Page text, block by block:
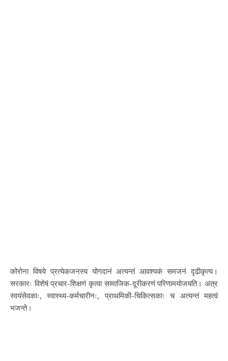
कोरोना विषये प्रत्येकजनस्य योगदानं अत्यन्तं आवश्यकं समजनं दृढीकृत्य।
सरकारः विशेषं प्रचार-शिक्षणं कृत्वा सामाजिक-दूरीकरणं परिणामयोजयति। अत्र
स्वयंसेवकाः, स्वास्थ्य-कर्मचारीनः, प्राथमिकी-चिकित्सकाः च अत्यन्तं महत्वं
भजन्ते।